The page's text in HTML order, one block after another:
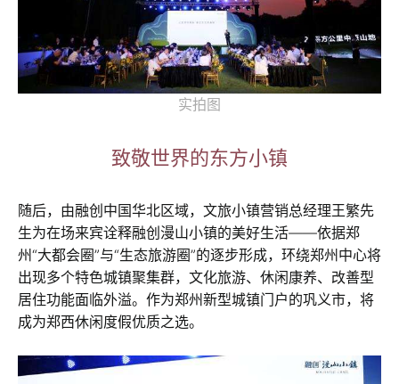
实拍图
致敬世界的东方小镇
随后，由融创中国华北区域，文旅小镇营销总经理王繁先
生为在场来宾诠释融创漫山小镇的美好生活——依据郑
州“大都会圈”与“生态旅游圈”的逐步形成，环绕郑州中心将
出现多个特色城镇聚集群，文化旅游、休闲康养、改善型
居住功能面临外溢。作为郑州新型城镇门户的巩义市，将
成为郑西休闲度假优质之选。